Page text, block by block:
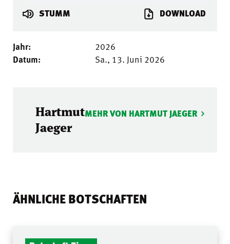
STUMM DOWNLOAD
Jahr:
2026
Datum:
Sa., 13. Juni 2026
Hartmut
Jaeger
MEHR VON HARTMUT JAEGER
ÄHNLICHE BOTSCHAFTEN